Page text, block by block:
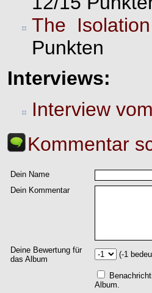
The
Punkten
Interviews:
Interview
Kommentar
Dein Name
Dein Kommentar
Deine Bewertung für
das Album
(-1
Album.